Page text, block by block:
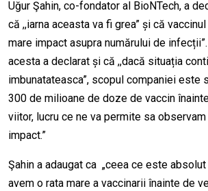
Uğur Şahin, co-fondator al BioNTech, a
că ,,iarna aceasta va fi grea” și că vaccinul
mare impact asupra numărului de
acesta a declarat și că ,,dacă situația
imbunatateasca”, scopul companiei este
300 de milioane de doze de vaccin
viitor, lucru ce ne va permite sa
impact.”
Şahin a adaugat ca „ceea ce este
avem o rata mare a vaccinarii înainte de